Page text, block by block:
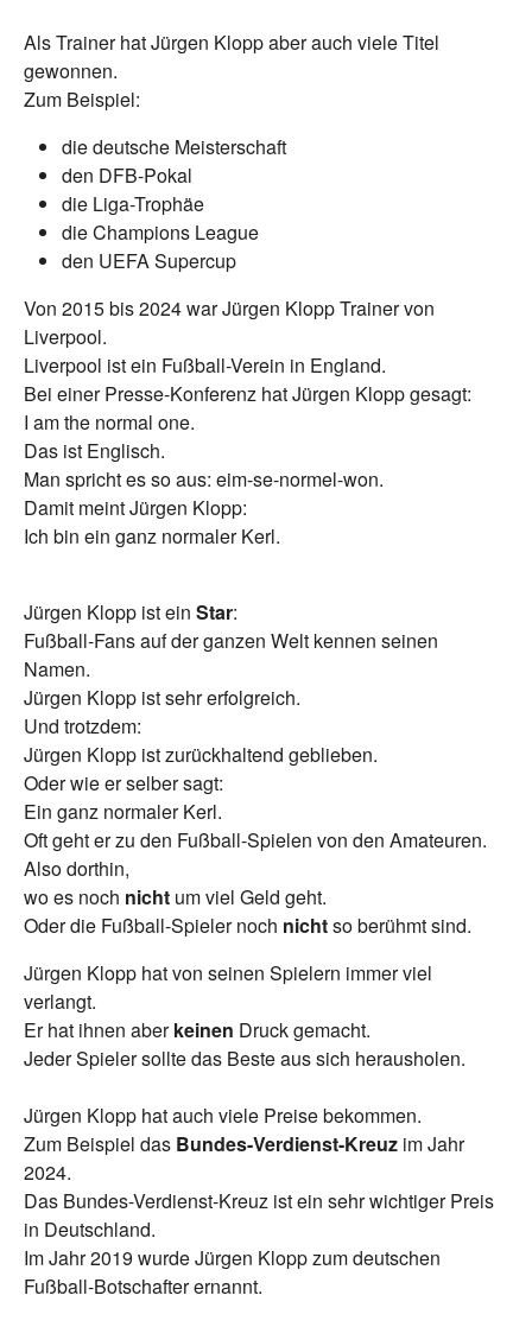
Als Trainer hat Jürgen Klopp aber auch viele Titel
gewonnen.
Zum Beispiel:
die deutsche Meisterschaft
den DFB-Pokal
die Liga-Trophäe
die Champions League
den UEFA Supercup
Von 2015 bis 2024 war Jürgen Klopp Trainer von
Liverpool.
Liverpool ist ein Fußball-Verein in England.
Bei einer Presse-Konferenz hat Jürgen Klopp gesagt:
I am the normal one.
Das ist Englisch.
Man spricht es so aus: eim-se-normel-won.
Damit meint Jürgen Klopp:
Ich bin ein ganz normaler Kerl.
Jürgen Klopp ist ein Star:
Fußball-Fans auf der ganzen Welt kennen seinen
Namen.
Jürgen Klopp ist sehr erfolgreich.
Und trotzdem:
Jürgen Klopp ist zurückhaltend geblieben.
Oder wie er selber sagt:
Ein ganz normaler Kerl.
Oft geht er zu den Fußball-Spielen von den Amateuren.
Also dorthin,
wo es noch nicht um viel Geld geht.
Oder die Fußball-Spieler noch nichtso berühmt sind.
Jürgen Klopp hat von seinen Spielern immer viel
verlangt.
Er hat ihnen aberkeinen Druck gemacht.
Jeder Spieler sollte das Beste aus sich herausholen.
Jürgen Klopp hat auch viele Preise bekommen.
Zum Beispiel das Bundes-Verdienst-Kreuz im Jahr
2024.
Das Bundes-Verdienst-Kreuz ist ein sehr wichtiger Preis
in Deutschland.
Im Jahr 2019 wurde Jürgen Klopp zum deutschen
Fußball-Botschafter ernannt.